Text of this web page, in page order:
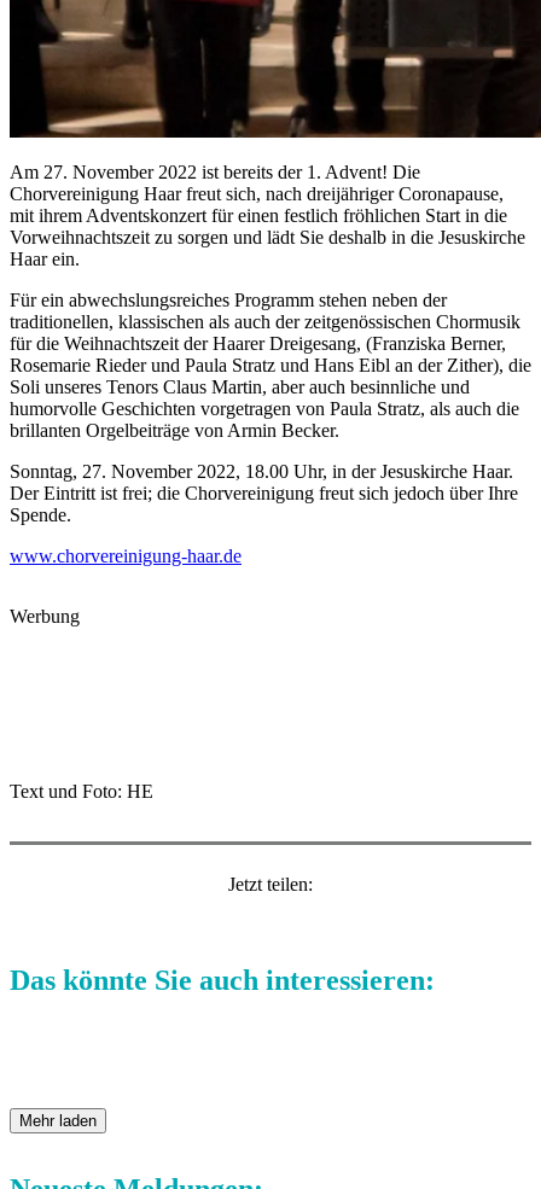
Am 27. November 2022 ist bereits der 1. Advent! Die
Chorvereinigung Haar freut sich, nach dreijähriger Coronapause,
mit ihrem Adventskonzert für einen festlich fröhlichen Start in die
Vorweihnachtszeit zu sorgen und lädt Sie deshalb in die Jesuskirche
Haar ein.
Für ein abwechslungsreiches Programm stehen neben der
traditionellen, klassischen als auch der zeitgenössischen Chormusik
für die Weihnachtszeit der Haarer Dreigesang, (Franziska Berner,
Rosemarie Rieder und Paula Stratz und Hans Eibl an der Zither), die
Soli unseres Tenors Claus Martin, aber auch besinnliche und
humorvolle Geschichten vorgetragen von Paula Stratz, als auch die
brillanten Orgelbeiträge von Armin Becker.
Sonntag, 27. November 2022, 18.00 Uhr, in der Jesuskirche Haar.
Der Eintritt ist frei; die Chorvereinigung freut sich jedoch über Ihre
Spende.
www.chorvereinigung-haar.de
Werbung
Text und Foto: HE
Jetzt teilen:
Das könnte Sie auch interessieren:
Mehr laden